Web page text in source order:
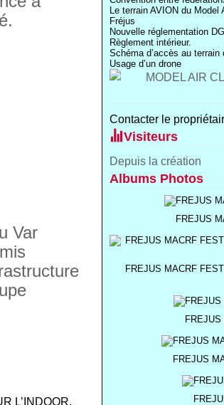
Var
Le terrain AVION du Model
Fréjus
Nouvelle réglementation
Règlement intérieur.
Schéma d’accès au terrain
Usage d’un drone
Contacter le
Visiteurs
Depuis la création
Albums Photos
FREJUS
FREJUS MACRF
FREJUS